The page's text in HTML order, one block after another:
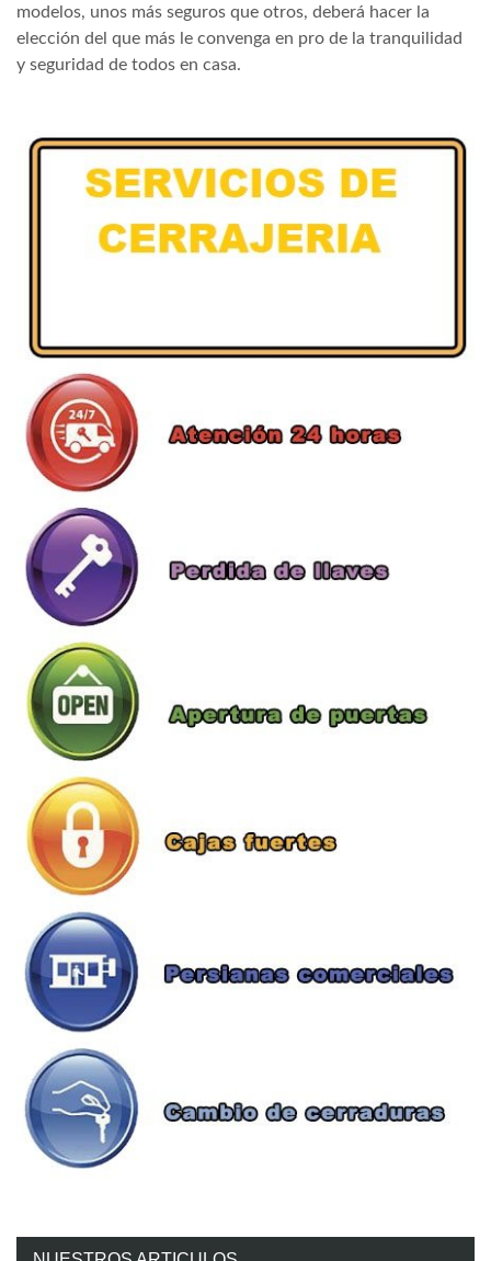
modelos, unos más seguros que otros, deberá hacer la
elección del que más le convenga en pro de la tranquilidad
y seguridad de todos en casa.